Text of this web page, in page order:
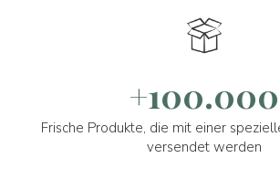
+100.000
Frische Produkte, die mit einer
versendet werden